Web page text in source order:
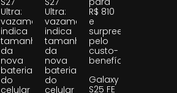
Ultra:
vazamento
indica
tamanho
da
nova
bateria
do
celular
Ultra:
vazamento
indica
tamanho
da
nova
bateria
do
celular
R$ 810
e
surpreende
pelo
custo-
benefício
Galaxy
S25 FE